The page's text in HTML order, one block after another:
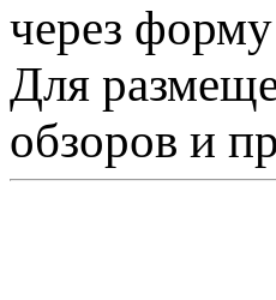
через
Для
обзоров и